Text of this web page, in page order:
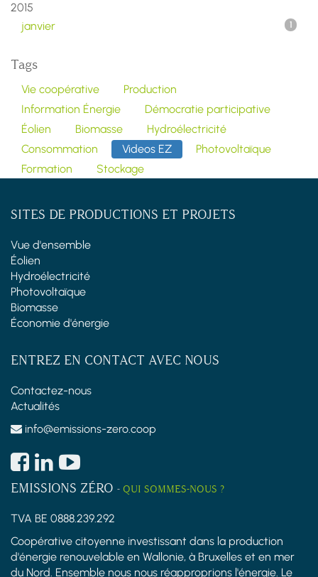
2015
janvier
1
Tags
Vie coopérative
Production
Information Énergie
Démocratie participative
Éolien
Biomasse
Hydroélectricité
Consommation
Videos EZ
Photovoltaïque
Formation
Stockage
SITES DE PRODUCTIONS ET PROJETS
Vue d'ensemble
Éolien
Hydroélectricité
Photovoltaïque
Biomasse
Économie d'énergie
ENTREZ EN CONTACT AVEC NOUS
Contactez-nous
Actualités
info@emissions-zero.coop
EMISSIONS ZÉRO - QUI SOMMES-NOUS ?
TVA BE 0888.239.292
Coopérative citoyenne investissant dans la production
d'énergie renouvelable en Wallonie, à Bruxelles et en mer
du Nord. Ensemble nous nous réapproprions l'énergie. Le